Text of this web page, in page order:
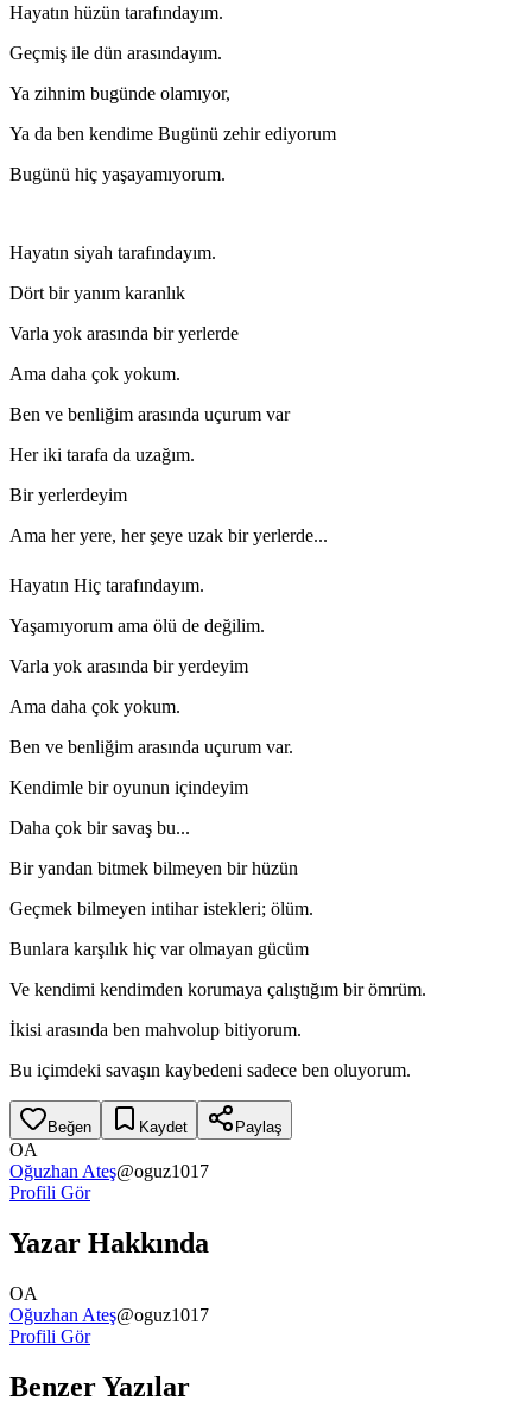
Hayatın hüzün tarafındayım.
Geçmiş ile dün arasındayım.
Ya zihnim bugünde olamıyor,
Ya da ben kendime Bugünü zehir ediyorum
Bugünü hiç yaşayamıyorum.
Hayatın siyah tarafındayım.
Dört bir yanım karanlık
Varla yok arasında bir yerlerde
Ama daha çok yokum.
Ben ve benliğim arasında uçurum var
Her iki tarafa da uzağım.
Bir yerlerdeyim
Ama her yere, her şeye uzak bir yerlerde...
Hayatın Hiç tarafındayım.
Yaşamıyorum ama ölü de değilim.
Varla yok arasında bir yerdeyim
Ama daha çok yokum.
Ben ve benliğim arasında uçurum var.
Kendimle bir oyunun içindeyim
Daha çok bir savaş bu...
Bir yandan bitmek bilmeyen bir hüzün
Geçmek bilmeyen intihar istekleri; ölüm.
Bunlara karşılık hiç var olmayan gücüm
Ve kendimi kendimden korumaya çalıştığım bir ömrüm.
İkisi arasında ben mahvolup bitiyorum.
Bu içimdeki savaşın kaybedeni sadece ben oluyorum.
Beğen Kaydet Paylaş
OA
Oğuzhan Ateş@oguz1017
Profili Gör
Yazar Hakkında
OA
Oğuzhan Ateş@oguz1017
Profili Gör
Benzer Yazılar